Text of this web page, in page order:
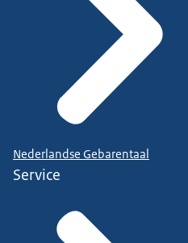
Nederlandse Gebarentaal
Service